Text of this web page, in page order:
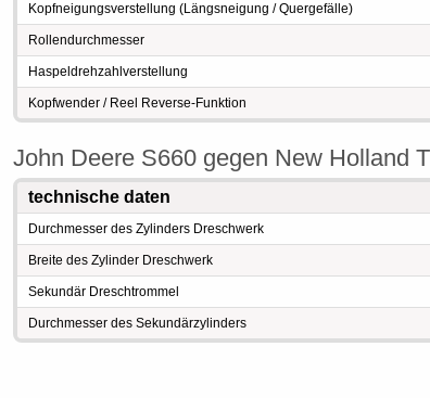
Kopfneigungsverstellung (Längsneigung / Quergefälle)
Rollendurchmesser
Haspeldrehzahlverstellung
Kopfwender / Reel Reverse-Funktion
John Deere S660 gegen New Holland
technische daten
Durchmesser des Zylinders Dreschwerk
Breite des Zylinder Dreschwerk
Sekundär Dreschtrommel
Durchmesser des Sekundärzylinders